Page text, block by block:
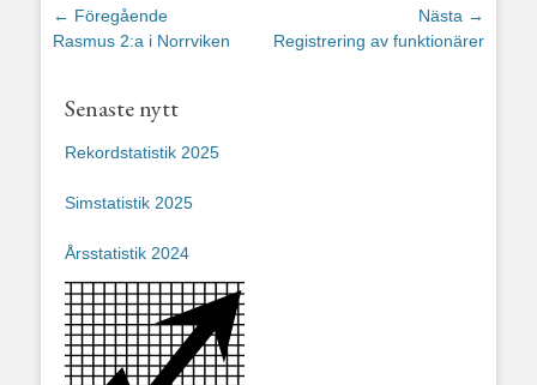
Inläggsnavigering
← Föregående
Föregående
Rasmus 2:a i Norrviken
Nästa →
Nästa
Registrering av funktionärer
Senaste nytt
Rekordstatistik 2025
Simstatistik 2025
Årsstatistik 2024